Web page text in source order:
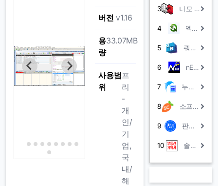
버전 v1.16
용
량
33.07MB
사용범
위
프
리
-
개
인/
기
업,
국
내/
해
3 나모 웹에디터 2008 평가판
4 엑셀Q
5 쿼리박스
6 nERP
7 누리아 계산기
8 소프트캐럿Lite(무료ERP)
9 판매박사ACE
10 솔계약서